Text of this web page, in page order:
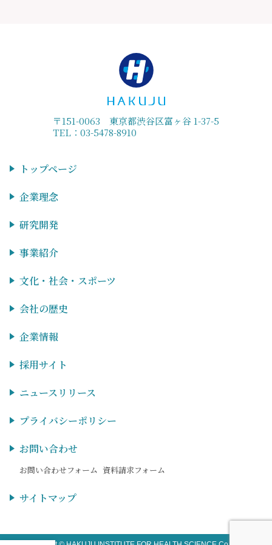
〒151-0063 東京都渋谷区富ヶ谷 1-37-5
TEL：03-5478-8910
トップページ
企業理念
研究開発
事業紹介
文化・社会・スポーツ
会社の歴史
企業情報
採用サイト
ニュースリリース
プライバシーポリシー
お問い合わせ
お問い合わせフォーム 資料請求フォーム
サイトマップ